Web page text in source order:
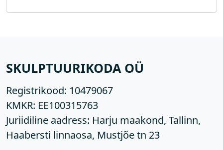
SKULPTUURIKODA OÜ
Registrikood: 10479067
KMKR: EE100315763
Juriidiline aadress: Harju maakond, Tallinn,
Haabersti linnaosa, Mustjõe tn 23